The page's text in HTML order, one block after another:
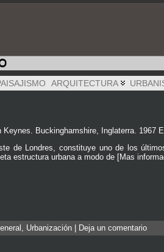
ARQUITECTURA
Keynes. Buckinghamshire, Inglaterra. 1967
de Londres, constituye uno de los
estructura urbana a modo de [Mas
Urbanización Deja un comentario